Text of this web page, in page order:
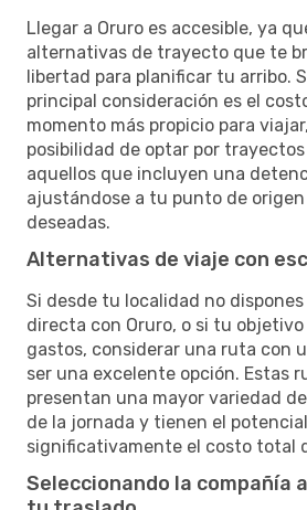
Llegar a Oruro es accesible, ya
alternativas de trayecto que te
libertad para planificar tu arribo.
principal consideración es el
momento más propicio para
posibilidad de optar por
aquellos que incluyen una
ajustándose a tu punto de
deseadas.
Alternativas de viaje con
Si desde tu localidad no
directa con Oruro, o si tu
gastos, considerar una ruta con
ser una excelente opción. Estas
presentan una mayor variedad
de la jornada y tienen el
significativamente el costo total
Seleccionando la compañía